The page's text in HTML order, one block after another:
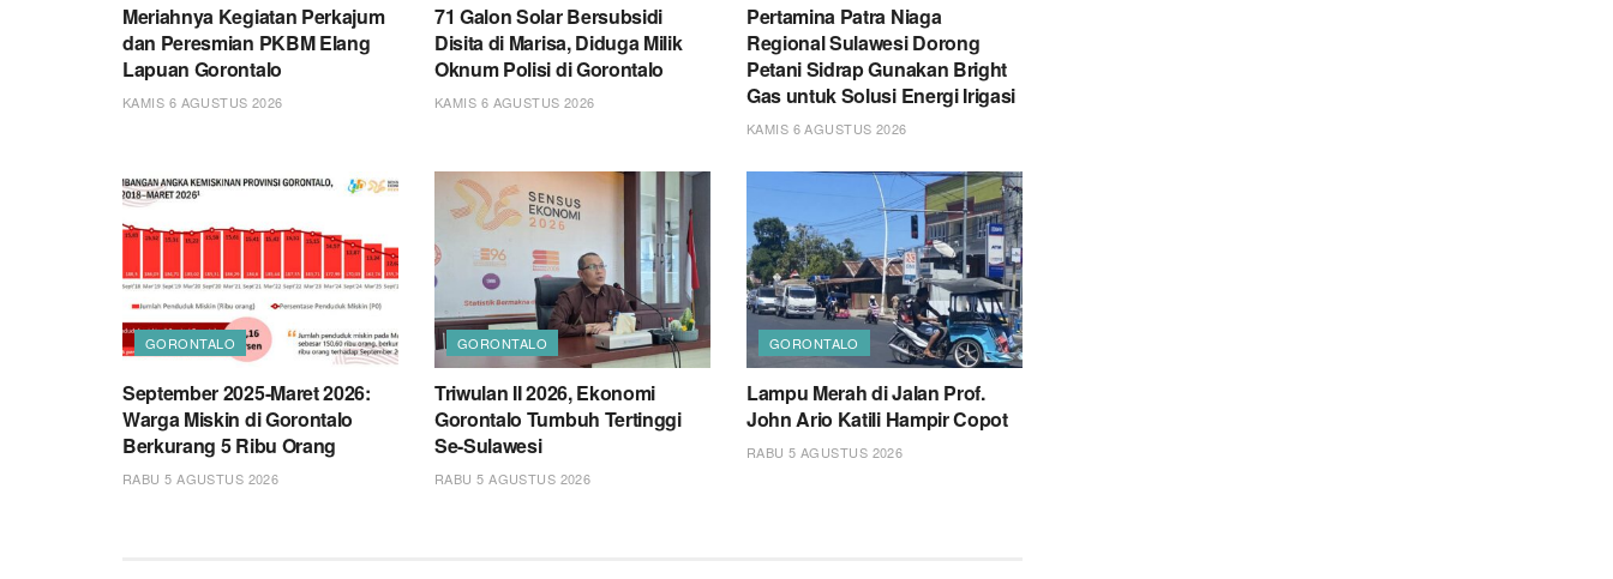
Meriahnya Kegiatan Perkajum
dan Peresmian PKBM Elang
Lapuan Gorontalo
KAMIS 6 AGUSTUS 2026
71 Galon Solar Bersubsidi
Disita di Marisa, Diduga Milik
Oknum Polisi di Gorontalo
KAMIS 6 AGUSTUS 2026
Pertamina Patra Niaga
Regional Sulawesi Dorong
Petani Sidrap Gunakan Bright
Gas untuk Solusi Energi Irigasi
KAMIS 6 AGUSTUS 2026
GORONTALO
September 2025-Maret 2026:
Warga Miskin di Gorontalo
Berkurang 5 Ribu Orang
RABU 5 AGUSTUS 2026
GORONTALO
Triwulan II 2026, Ekonomi
Gorontalo Tumbuh Tertinggi
Se-Sulawesi
RABU 5 AGUSTUS 2026
GORONTALO
Lampu Merah di Jalan Prof.
John Ario Katili Hampir Copot
RABU 5 AGUSTUS 2026